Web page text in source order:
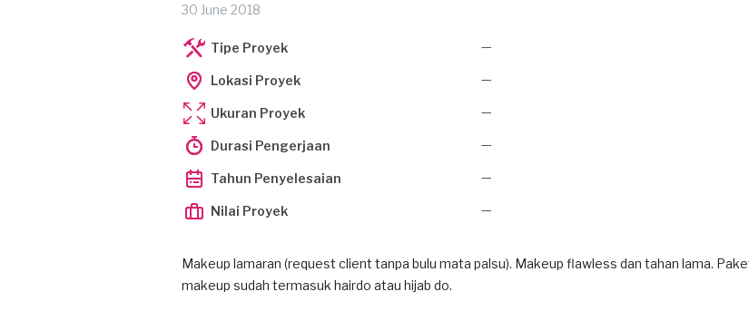
30 June 2018
Tipe Proyek —
Lokasi Proyek —
Ukuran Proyek —
Durasi Pengerjaan —
Tahun Penyelesaian —
Nilai Proyek —
Makeup lamaran (request client tanpa bulu mata palsu). Makeup flawless dan tahan lama.
makeup sudah termasuk hairdo atau hijab do.